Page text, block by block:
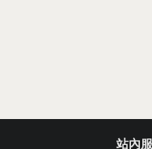
站內